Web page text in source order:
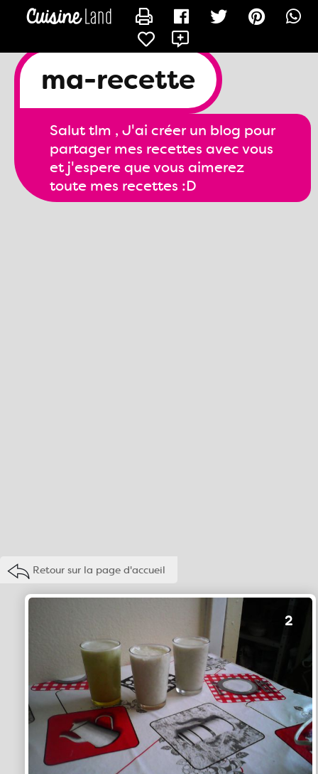
ma-recette
Salut tlm , J'ai créer un blog pour
partager mes recettes avec vous
et j'espere que vous aimerez
toute mes recettes :D
Retour sur la page d'accueil
2
CONTACTER MA-RECETTE